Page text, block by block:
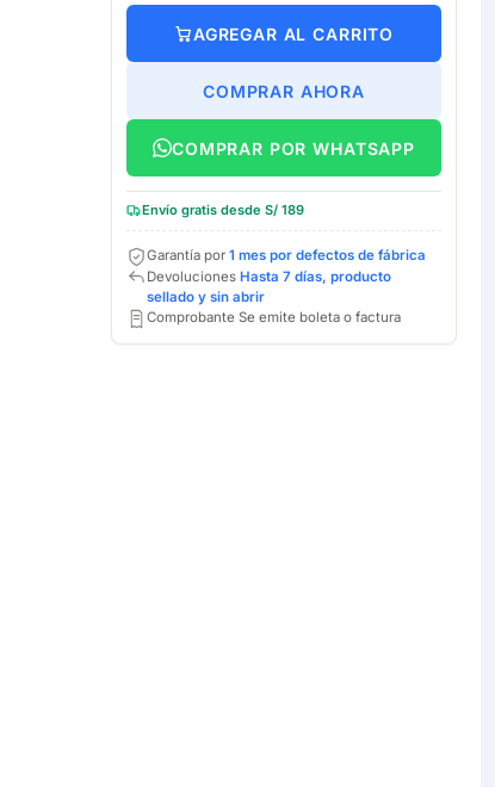
AGREGAR AL CARRITO
COMPRAR AHORA
COMPRAR POR WHATSAPP
Envío gratis desde S/ 189
Garantía por 1 mes por defectos de fábrica
Devoluciones Hasta 7 días, producto
sellado y sin abrir
Comprobante Se emite boleta o factura